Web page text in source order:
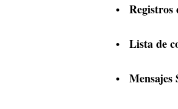
Registros
Lista de
Mensajes